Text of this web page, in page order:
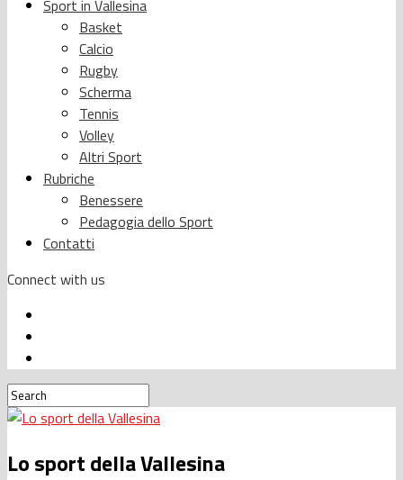
Sport in Vallesina
Basket
Calcio
Rugby
Scherma
Tennis
Volley
Altri Sport
Rubriche
Benessere
Pedagogia dello Sport
Contatti
Connect with us
Lo sport della Vallesina